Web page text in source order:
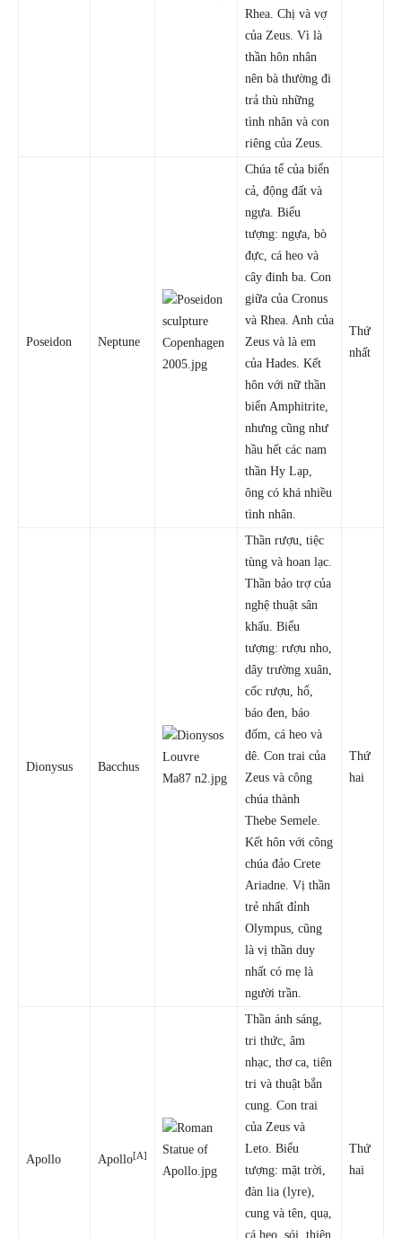
Rhea. Chị và vợ
của Zeus. Vì là
thần hôn nhân
nên bà thường đi
trả thù những
tình nhân và con
riêng của Zeus.
Poseidon Neptune
Chúa tể của biển
cả, động đất và
ngựa. Biểu
tượng: ngựa, bò
đực, cá heo và
cây đinh ba. Con
giữa của Cronus
và Rhea. Anh của
Zeus và là em
của Hades. Kết
hôn với nữ thần
biển Amphitrite,
nhưng cũng như
hầu hết các nam
thần Hy Lạp,
ông có khá nhiều
tình nhân.
Thứ
nhất
Dionysus Bacchus
Thần rượu, tiệc
tùng và hoan lạc.
Thần bảo trợ của
nghệ thuật sân
khấu. Biểu
tượng: rượu nho,
dây trường xuân,
cốc rượu, hổ,
báo đen, báo
đốm, cá heo và
dê. Con trai của
Zeus và công
chúa thành
Thebe Semele.
Kết hôn với công
chúa đảo Crete
Ariadne. Vị thần
trẻ nhất đỉnh
Olympus, cũng
là vị thần duy
nhất có mẹ là
người trần.
Thứ
hai
Apollo Apollo[A]
Thần ánh sáng,
tri thức, âm
nhạc, thơ ca, tiên
tri và thuật bắn
cung. Con trai
của Zeus và
Leto. Biểu
tượng: mặt trời,
đàn lia (lyre),
cung và tên, quạ,
cá heo, sói, thiên
Thứ
hai